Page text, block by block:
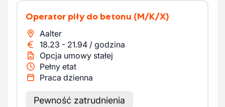
Operator piły do betonu (M/K/X)
Aalter
18.23 - 21.94 / godzina
Opcja umowy stałej
Pełny etat
Praca dzienna
Pewność zatrudnienia